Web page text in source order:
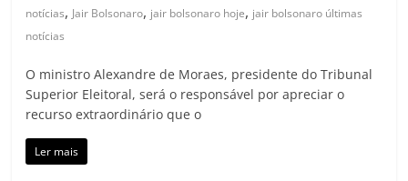
notícias, Jair Bolsonaro, jair bolsonaro hoje, jair bolsonaro últimas
notícias
O ministro Alexandre de Moraes, presidente do Tribunal
Superior Eleitoral, será o responsável por apreciar o
recurso extraordinário que o
Ler mais